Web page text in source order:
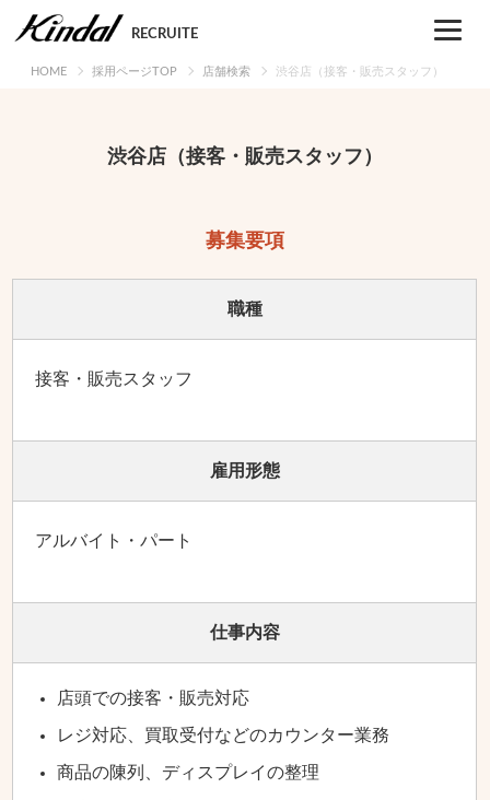
RECRUITE
HOME 採用ページTOP 店舗検索 渋谷店（接客・販売スタッフ）
渋谷店（接客・販売スタッフ）
募集要項
職種
接客・販売スタッフ
雇用形態
アルバイト・パート
仕事内容
店頭での接客・販売対応
レジ対応、買取受付などのカウンター業務
商品の陳列、ディスプレイの整理